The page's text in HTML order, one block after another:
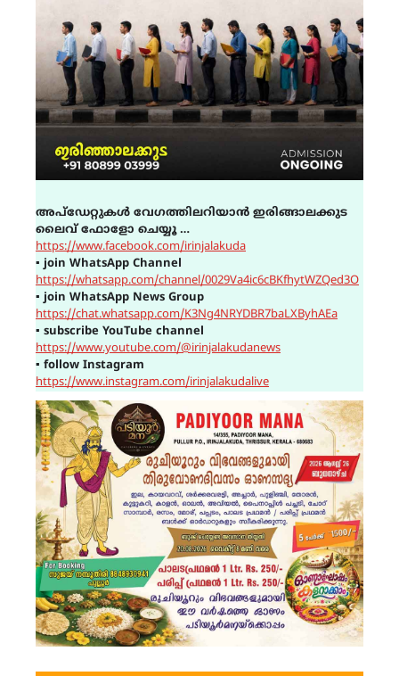
അപ്ഡേറ്റുകൾ വേഗത്തിലറിയാൻ ഇരിങ്ങാലക്കുട
ലൈവ് ഫോളോ ചെയ്യൂ …
https://www.facebook.com/irinjalakuda
▪ join WhatsApp Channel
https://whatsapp.com/channel/0029Va4ic6cBKfhytWZQed3O
▪ join WhatsApp News Group
https://chat.whatsapp.com/K3Ng4NRYDBR7baLXByhAEa
▪ subscribe YouTube channel
https://www.youtube.com/@irinjalakudanews
▪ follow Instagram
https://www.instagram.com/irinjalakudalive